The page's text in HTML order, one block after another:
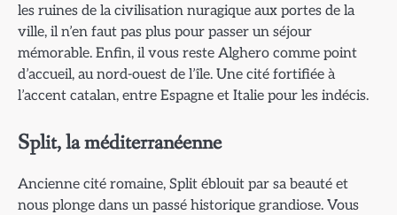
les ruines de la civilisation nuragique aux portes de la
ville, il n’en faut pas plus pour passer un séjour
mémorable. Enfin, il vous reste Alghero comme point
d’accueil, au nord-ouest de l’île. Une cité fortifiée à
l’accent catalan, entre Espagne et Italie pour les indécis.
Split, la méditerranéenne
Ancienne cité romaine, Split éblouit par sa beauté et
nous plonge dans un passé historique grandiose. Vous